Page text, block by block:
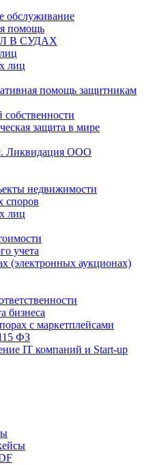
обслуживание
помощь
В СУДАХ
лиц
помощь защитникам
собственности
защита в мире
Ликвидация ООО
недвижимости
споров
лиц
учета
(электронных аукционах)
бизнеса
с маркетплейсами
ФЗ
IT компаний и Start-up